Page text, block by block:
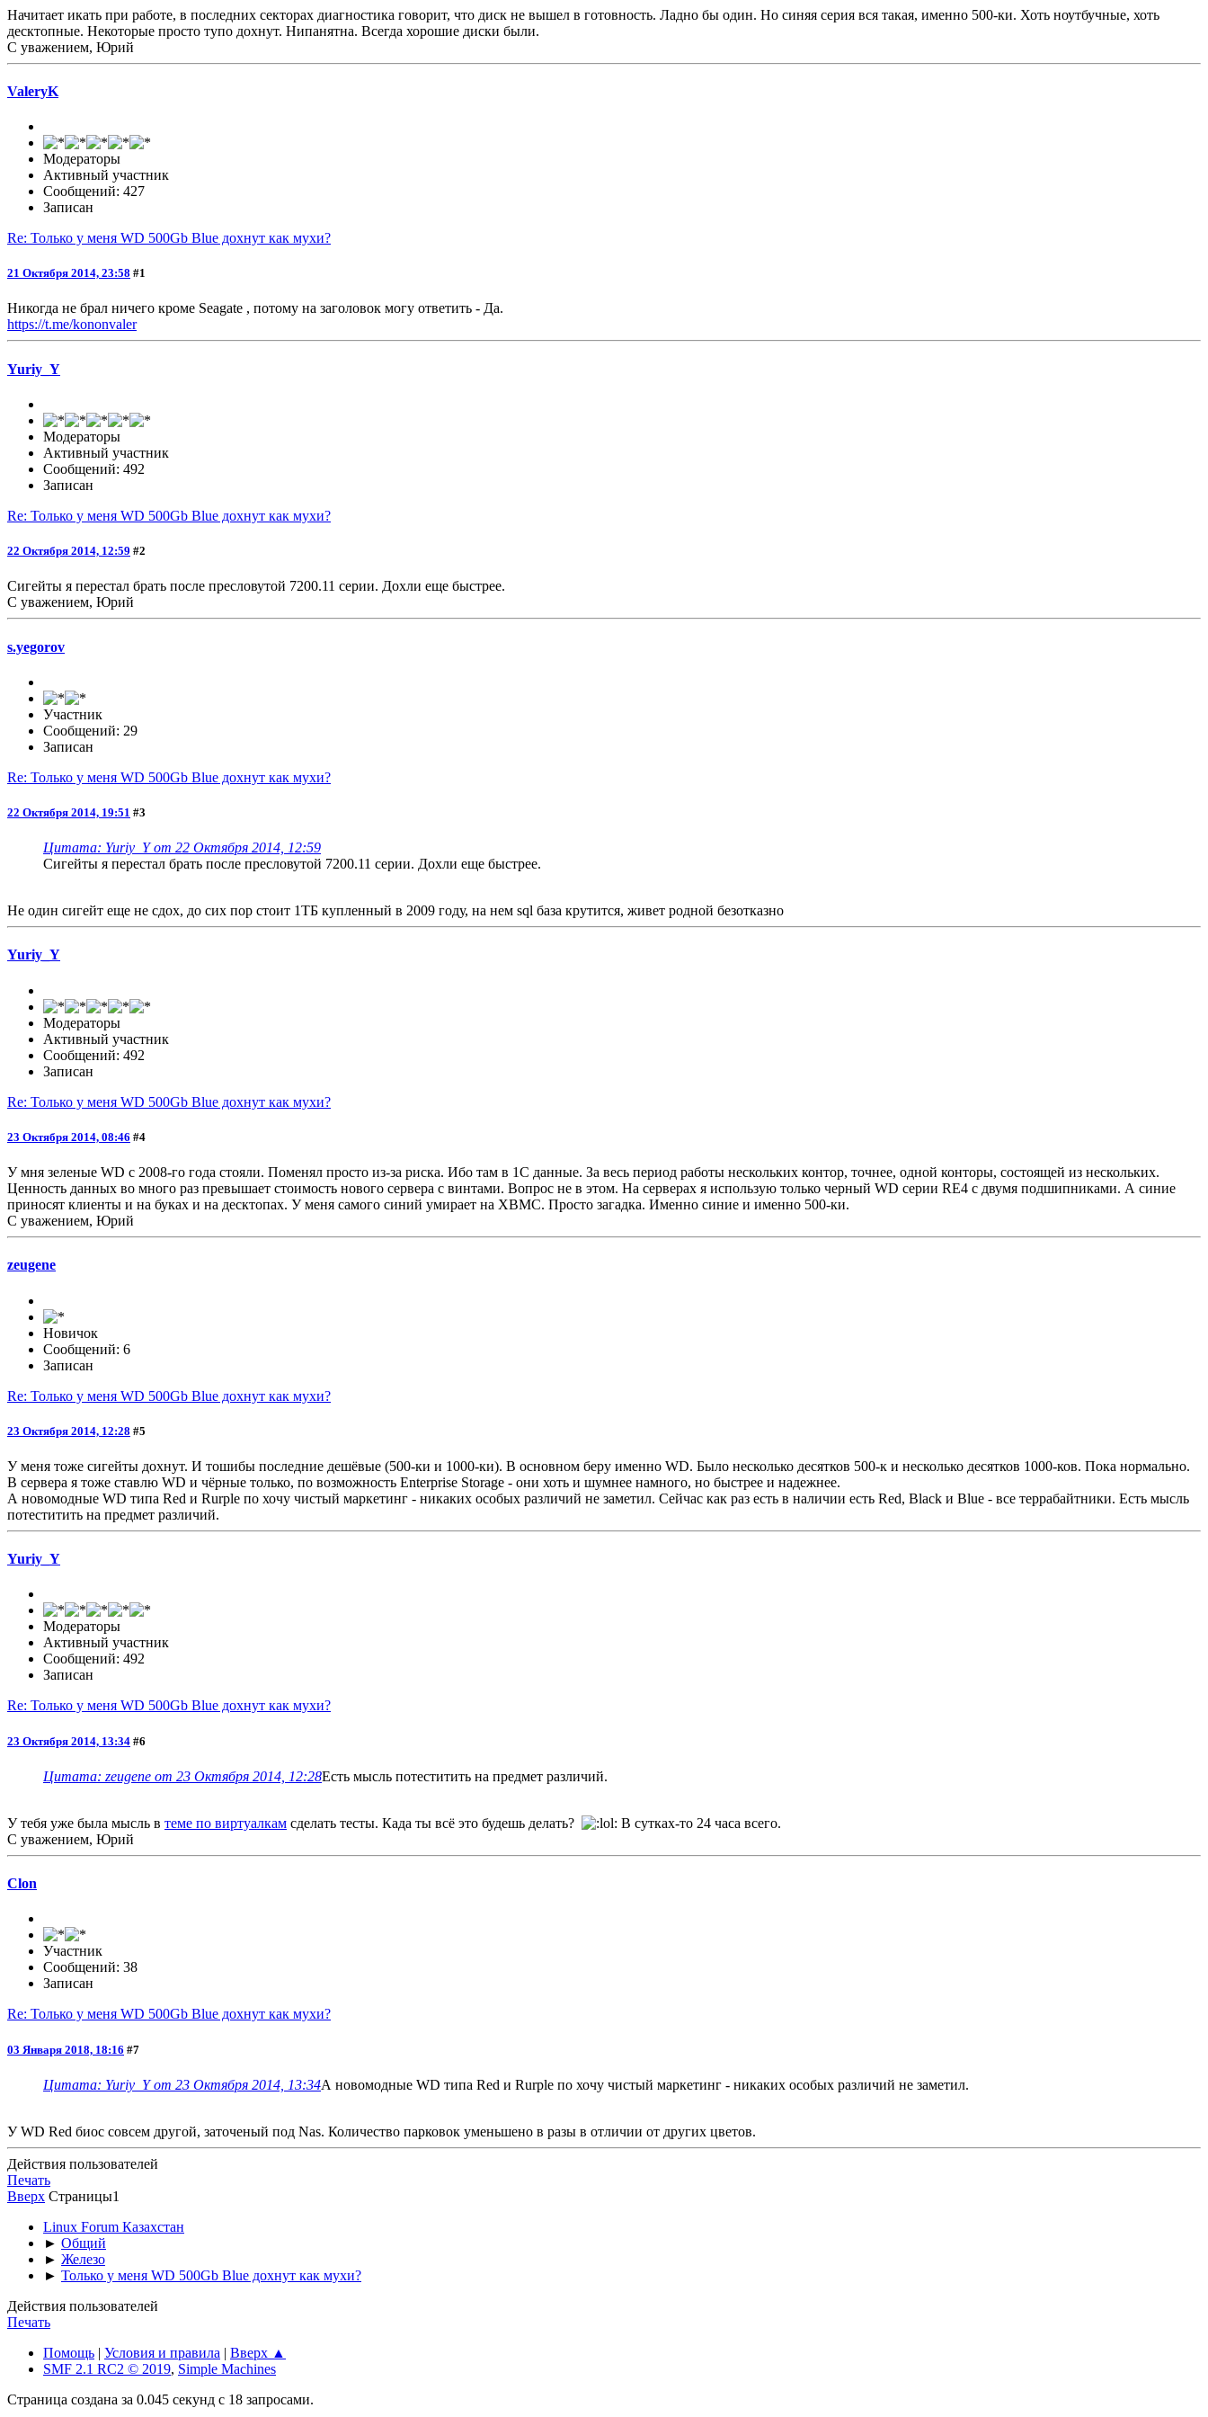
Начитает икать при работе, в последних секторах диагностика говорит, что диск не вышел в готовность. Ладно бы один. Но синяя серия вся такая, именно 500-ки. Хоть ноутбучные, хоть
десктопные. Некоторые просто тупо дохнут. Нипанятна. Всегда хорошие диски были.
С уважением, Юрий
ValeryK
Модераторы
Активный участник
Сообщений: 427
Записан
Re: Только у меня WD 500Gb Blue дохнут как мухи?
21 Октября 2014, 23:58 #1
Никогда не брал ничего кроме Seagate , потому на заголовок могу ответить - Да.
https://t.me/kononvaler
Yuriy_Y
Модераторы
Активный участник
Сообщений: 492
Записан
Re: Только у меня WD 500Gb Blue дохнут как мухи?
22 Октября 2014, 12:59 #2
Сигейты я перестал брать после пресловутой 7200.11 серии. Дохли еще быстрее.
С уважением, Юрий
s.yegorov
Участник
Сообщений: 29
Записан
Re: Только у меня WD 500Gb Blue дохнут как мухи?
22 Октября 2014, 19:51 #3
Цитата: Yuriy_Y от 22 Октября 2014, 12:59
Сигейты я перестал брать после пресловутой 7200.11 серии. Дохли еще быстрее.
Не один сигейт еще не сдох, до сих пор стоит 1ТБ купленный в 2009 году, на нем sql база крутится, живет родной безотказно
Yuriy_Y
Модераторы
Активный участник
Сообщений: 492
Записан
Re: Только у меня WD 500Gb Blue дохнут как мухи?
23 Октября 2014, 08:46 #4
У мня зеленые WD с 2008-го года стояли. Поменял просто из-за риска. Ибо там в 1С данные. За весь период работы нескольких контор, точнее, одной конторы, состоящей из нескольких.
Ценность данных во много раз превышает стоимость нового сервера с винтами. Вопрос не в этом. На серверах я использую только черный WD серии RE4 с двумя подшипниками. А синие
приносят клиенты и на буках и на десктопах. У меня самого синий умирает на XBMC. Просто загадка. Именно синие и именно 500-ки.
С уважением, Юрий
zeugene
Новичок
Сообщений: 6
Записан
Re: Только у меня WD 500Gb Blue дохнут как мухи?
23 Октября 2014, 12:28 #5
У меня тоже сигейты дохнут. И тошибы последние дешёвые (500-ки и 1000-ки). В основном беру именно WD. Было несколько десятков 500-к и несколько десятков 1000-ков. Пока нормально.
В сервера я тоже ставлю WD и чёрные только, по возможность Enterprise Storage - они хоть и шумнее намного, но быстрее и надежнее.
А новомодные WD типа Red и Rurple по хочу чистый маркетинг - никаких особых различий не заметил. Сейчас как раз есть в наличии есть Red, Black и Blue - все террабайтники. Есть мысль
потеститить на предмет различий.
Yuriy_Y
Модераторы
Активный участник
Сообщений: 492
Записан
Re: Только у меня WD 500Gb Blue дохнут как мухи?
23 Октября 2014, 13:34 #6
Цитата: zeugene от 23 Октября 2014, 12:28Есть мысль потеститить на предмет различий.
У тебя уже была мысль в теме по виртуалкам сделать тесты. Када ты всё это будешь делать?
В сутках-то 24 часа всего.
С уважением, Юрий
Clon
Участник
Сообщений: 38
Записан
Re: Только у меня WD 500Gb Blue дохнут как мухи?
03 Января 2018, 18:16 #7
Цитата: Yuriy_Y от 23 Октября 2014, 13:34А новомодные WD типа Red и Rurple по хочу чистый маркетинг - никаких особых различий не заметил.
У WD Red биос совсем другой, заточеный под Nas. Количество парковок уменьшено в разы в отличии от других цветов.
Действия пользователей
Печать
Вверх Страницы1
Linux Forum Казахстан
► Общий
► Железо
► Только у меня WD 500Gb Blue дохнут как мухи?
Действия пользователей
Печать
Помощь | Условия и правила | Вверх ▲
SMF 2.1 RC2 © 2019, Simple Machines
Страница создана за 0.045 секунд с 18 запросами.